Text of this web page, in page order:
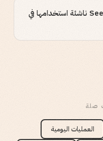
ما الأدوات التي ينبغي لشركة Seed ناشئة استخدامها في
صلة
العمليات اليومية